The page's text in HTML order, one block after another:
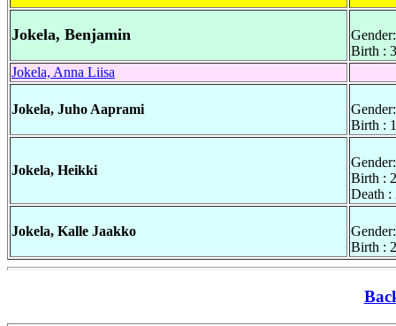
Jokela, Benjamin
Birth :
Jokela, Anna Liisa
Jokela, Juho Aaprami
Birth :
Jokela, Heikki
Birth :
Death :
Jokela, Kalle Jaakko
Birth :